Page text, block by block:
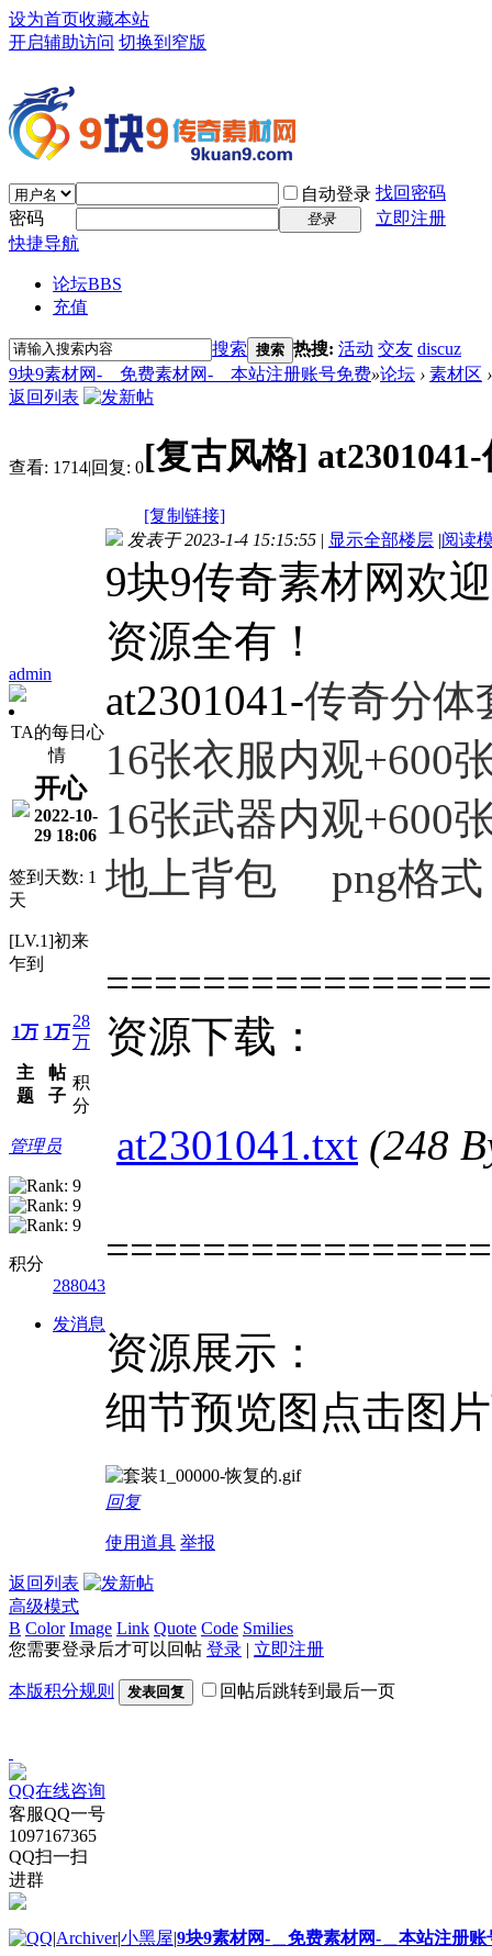
设为首页收藏本站
开启辅助访问 切换到窄版
自动登录 找回密码
密码
登录
立即注册
快捷导航
论坛BBS
充值
搜索 搜索 热搜: 活动 交友 discuz
9块9素材网-＿免费素材网-＿本站注册账号免费»论坛 › 素材区 ›
返回列表
查看: 1714|回复: 0[复古风格]
[复制链接]
admin
TA的每日心
情
开心
2022-10-
29 18:06
签到天数: 1
天
[LV.1]初来
乍到
1万
主
题
1万
帖
子
28
万
积
分
管理员
积分
288043
发消息
发表于 2023-1-4 15:15:55 | 显示全部楼层 |阅读
9块9传奇素材网欢
资源全有！
at2301041-传奇分体
16张衣服内观+600
16张武器内观+600
地上背包 png格式
资源下载：
at2301041.txt (248
资源展示：
细节预览图点击图
回复
使用道具 举报
返回列表
高级模式
B Color Image Link Quote Code Smilies
您需要登录后才可以回帖 登录 | 立即注册
本版积分规则 发表回复 回帖后跳转到最后一页
QQ在线咨询
客服QQ一号
1097167365
QQ扫一扫
进群
|Archiver|小黑屋|9块9素材网-＿免费素材网-＿本站注册账